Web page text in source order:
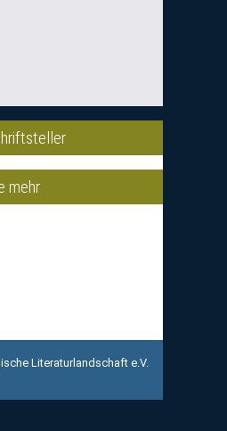
mehr
Literaturlandschaft e.V.